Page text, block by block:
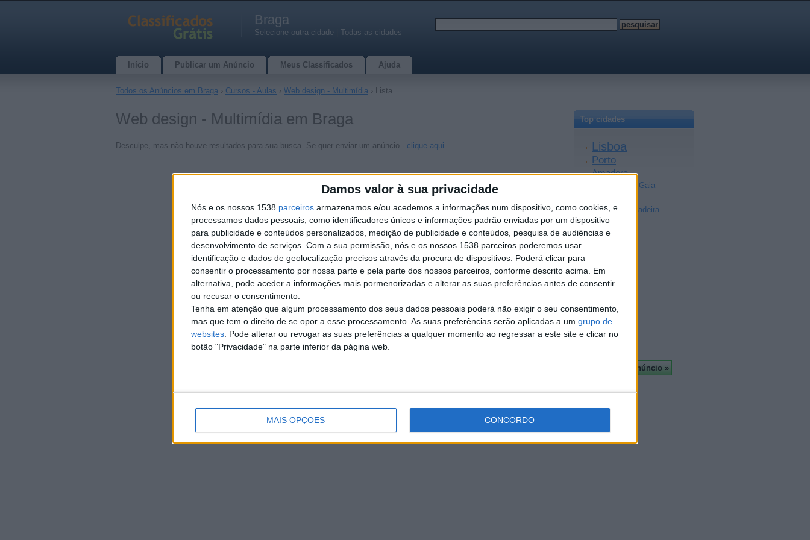
Damos valor à sua privacidade
Nós e os nossos 1538 parceiros armazenamos e/ou acedemos a informações num dispositivo, como cookies, e
processamos dados pessoais, como identificadores únicos e informações padrão enviadas por um dispositivo
para publicidade e conteúdos personalizados, medição de publicidade e conteúdos, pesquisa de audiências e
desenvolvimento de serviços. Com a sua permissão, nós e os nossos 1538 parceiros poderemos usar
identificação e dados de geolocalização precisos através da procura de dispositivos. Poderá clicar para
consentir o processamento por nossa parte e pela parte dos nossos parceiros, conforme descrito acima. Em
alternativa, pode aceder a informações mais pormenorizadas e alterar as suas preferências antes de consentir
ou recusar o consentimento.
Tenha em atenção que algum processamento dos seus dados pessoais poderá não exigir o seu consentimento,
mas que tem o direito de se opor a esse processamento. As suas preferências serão aplicadas a um grupo de
websites . Pode alterar ou revogar as suas preferências a qualquer momento ao regressar a este site e clicar no
botão "Privacidade" na parte inferior da página web.
MAIS OPÇÕES CONCORDO
Braga
Selecione outra cidade Todas as cidades
Início Publicar um Anúncio Meus Classificados Ajuda
Todos os Anúncios em Braga › Cursos - Aulas › Web design - Multimídia › Lista
Web design - Multimídia em Braga
Desculpe, mas não houve resultados para sua busca. Se quer enviar um anúncio - clique aqui
Top cidades
Lisboa
Porto
Amadora
Vila Nova de Gaia
Achada da Madeira
Coimbra
Sintra
Faro
Almada
Leiria
Viseu
Mais